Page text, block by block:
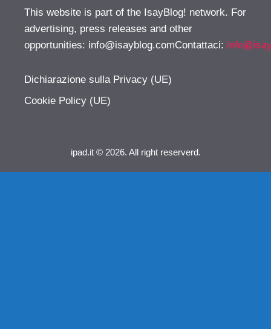
This website is part of the IsayBlog! network. For
advertising, press releases and other
opportunities: info@isayblog.comContattaci:
Dichiarazione sulla Privacy (UE)
Cookie Policy (UE)
ipad.it © 2026. All right reserverd.